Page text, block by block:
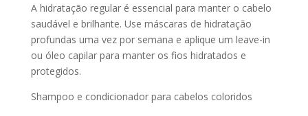
A hidratação regular é essencial para manter o cabelo
saudável e brilhante. Use máscaras de hidratação
profundas uma vez por semana e aplique um leave-in
ou óleo capilar para manter os fios hidratados e
protegidos.
Shampoo e condicionador para cabelos coloridos